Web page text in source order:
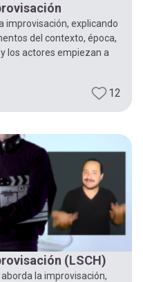
improvisación, explicando
del contexto, época,
los actores empiezan a
12
(LSCH)
la improvisación,